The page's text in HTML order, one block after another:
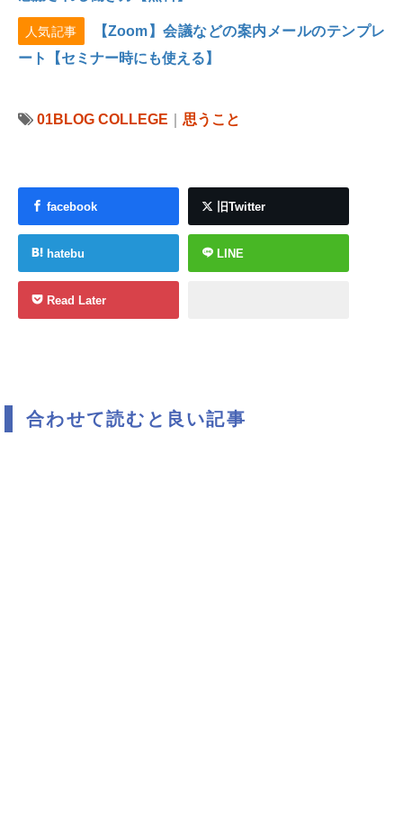
人気記事
【Zoom】会議などの案内メールのテンプレ
ート【セミナー時にも使える】
01BLOG COLLEGE 思うこと
facebook 旧Twitter
hatebu LINE
Read Later
合わせて読むと良い記事